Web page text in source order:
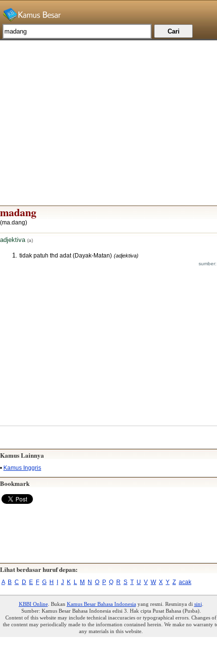
madang
(ma.dang)
adjektiva (a)
tidak patuh thd adat (Dayak-Matan) (adjektiva)
Kamus Lainnya
• Kamus Inggris
Bookmark
Lihat berdasar huruf depan:
A B C D E F G H I J K L M N O P Q R S T U V W X Y Z acak
KBBI Online. Bukan Kamus Besar Bahasa Indonesiayang resmi. Resminya di sini
Sumber: Kamus Besar Bahasa Indonesia edisi 3. Hak cipta Pusat Bahasa (Pusba).
Content of this website may include technical inaccuracies or typographical errors. Changes of
the content may periodically made to the information contained herein. We make no warranty
any materials in this website.